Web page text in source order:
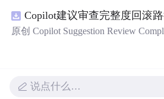
图、README、运行说明、MIT
适合开发者进行工程预检、质量审查
18+可直接运行，零第三方运行依赖。
原创 Copilot Suggestion Review
成状态建图；本地网页、JSON/
示例。压缩包包含完整源码、3项
说点什么…